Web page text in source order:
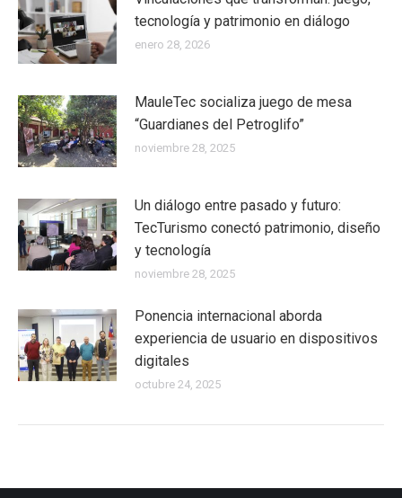
tecnología y patrimonio en diálogo
enero 28, 2026
MauleTec socializa juego de mesa
“Guardianes del Petroglifo”
noviembre 28, 2025
Un diálogo entre pasado y futuro:
TecTurismo conectó patrimonio, diseño
y tecnología
noviembre 28, 2025
Ponencia internacional aborda
experiencia de usuario en dispositivos
digitales
octubre 24, 2025